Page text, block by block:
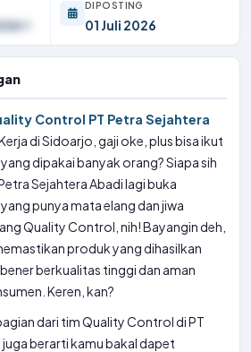
DIPOSTING
01 Juli 2026
Control PT Petra Sejahtera
di Sidoarjo, gaji oke, plus bisa ikut
dipakai banyak orang? Siapa sih
Sejahtera Abadi lagi buka
punya mata elang dan jiwa
Quality Control, nih! Bayangin deh,
produk yang dihasilkan
berkualitas tinggi dan aman
Keren, kan?
dari tim Quality Control di PT
berarti kamu bakal dapet